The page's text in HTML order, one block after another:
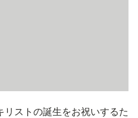
ストの誕生をお祝いするた